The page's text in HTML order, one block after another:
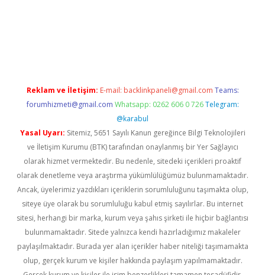
Reklam ve İletişim: E-mail: backlinkpaneli@gmail.com Teams:
forumhizmeti@gmail.com Whatsapp: 0262 606 0 726 Telegram:
@karabul
Yasal Uyarı: Sitemiz, 5651 Sayılı Kanun gereğince Bilgi Teknolojileri
ve İletişim Kurumu (BTK) tarafından onaylanmış bir Yer Sağlayıcı
olarak hizmet vermektedir. Bu nedenle, sitedeki içerikleri proaktif
olarak denetleme veya araştırma yükümlülüğümüz bulunmamaktadır.
Ancak, üyelerimiz yazdıkları içeriklerin sorumluluğunu taşımakta olup,
siteye üye olarak bu sorumluluğu kabul etmiş sayılırlar. Bu internet
sitesi, herhangi bir marka, kurum veya şahıs şirketi ile hiçbir bağlantısı
bulunmamaktadır. Sitede yalnızca kendi hazırladığımız makaleler
paylaşılmaktadır. Burada yer alan içerikler haber niteliği taşımamakta
olup, gerçek kurum ve kişiler hakkında paylaşım yapılmamaktadır.